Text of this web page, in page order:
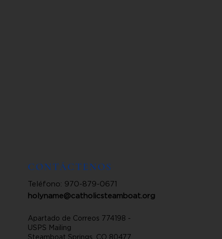
CONTÁCTENOS
Teléfono: 970-879-0671
holyname@catholicsteamboat.org
Apartado de Correos 774198 -
USPS Mailing
Steamboat Springs, CO 80477